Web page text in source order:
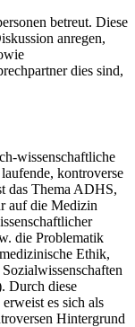
betreut. Diese
anregen,
dies sind,
wissenschaftliche
kontroverse
das Thema ADHS,
auf die Medizin
die Problematik
Ethik,
Durch diese
es sich als
Hintergrund